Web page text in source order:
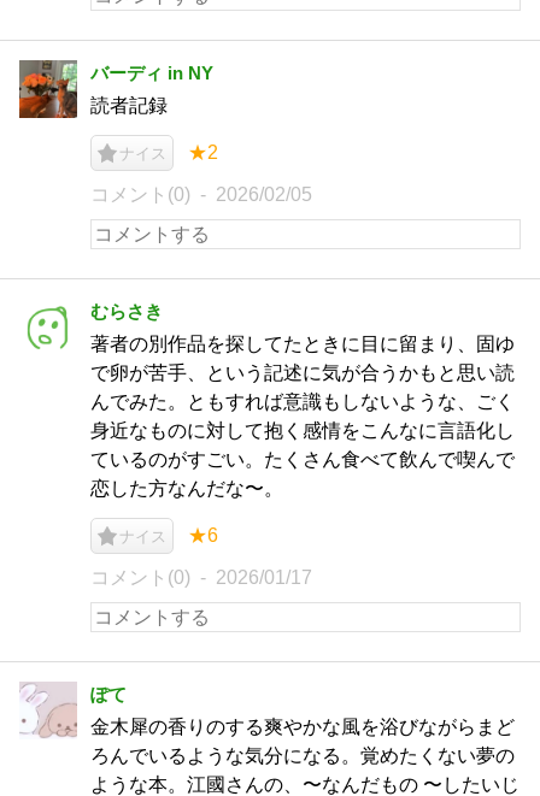
バーディ in NY
読者記録
ナイス ★2
コメント(0) 2026/02/05
むらさき
著者の別作品を探してたときに目に留まり、固ゆ
で卵が苦手、という記述に気が合うかもと思い読
んでみた。ともすれば意識もしないような、ごく
身近なものに対して抱く感情をこんなに言語化し
ているのがすごい。たくさん食べて飲んで喫んで
恋した方なんだな〜。
ナイス ★6
コメント(0) 2026/01/17
ぽて
金木犀の香りのする爽やかな風を浴びながらまど
ろんでいるような気分になる。覚めたくない夢の
ような本。江國さんの、〜なんだもの 〜したいじ